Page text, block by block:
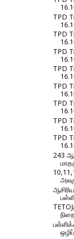
TPD
TPD
TPD
TPD
TPD
TPD
TPD
TPD
243